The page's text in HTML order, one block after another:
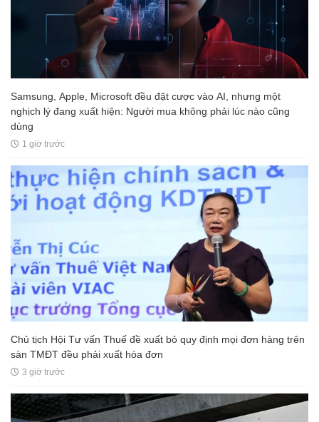
Samsung, Apple, Microsoft đều đặt cược vào AI, nhưng một
nghịch lý đang xuất hiện: Người mua không phải lúc nào cũng
dùng
1 giờ trước
Chủ tịch Hội Tư vấn Thuế đề xuất bỏ quy định mọi đơn hàng trên
sàn TMĐT đều phải xuất hóa đơn
3 giờ trước